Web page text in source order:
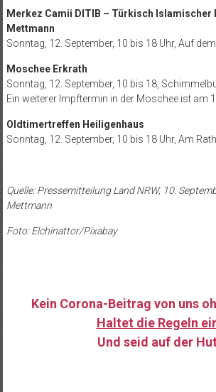
Merkez Camii DITIB – Türkisch Islamischer
Mettmann
Sonntag, 12. September, 10 bis 18 Uhr, Auf
Moschee Erkrath
Sonntag, 12. September, 10 bis 18,
Ein weiterer Impftermin in der Moschee ist am
Oldtimertreffen Heiligenhaus
Sonntag, 12. September, 10 bis 18 Uhr, Am
Quelle: Pressemitteilung Land NRW, 10.
Mettmann
Foto: Elchinattor/Pixabay
Kein Corona-Beitrag von uns
Haltet die Regeln
Und seid auf der